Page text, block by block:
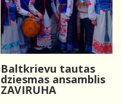
Baltkrievu tautas
dziesmas ansamblis
ZAVIRUHA